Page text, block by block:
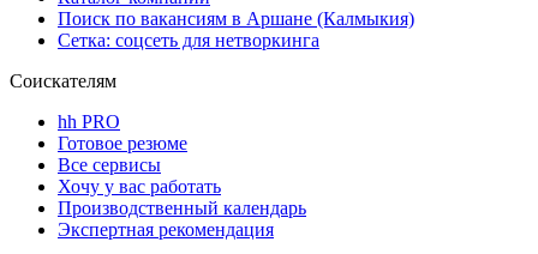
Поиск по вакансиям в Аршане (Калмыкия)
Сетка: соцсеть для нетворкинга
Соискателям
hh PRO
Готовое резюме
Все сервисы
Хочу у вас работать
Производственный календарь
Экспертная рекомендация